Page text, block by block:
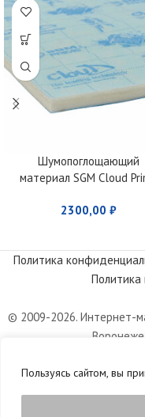
Пользуясь сайтом, вы
Шумопоглощающий
материал SGM Cloud
2300,00 ₽
Политика
Политика
© 2009-2026. Интернет-
характер и не
положениями